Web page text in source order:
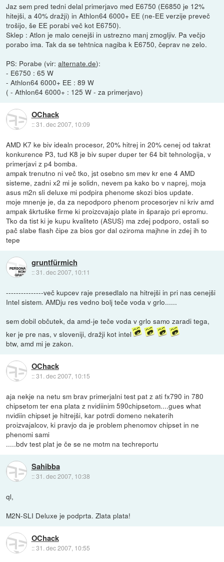
Jaz sem pred tedni delal primerjavo med E6750 (E6850 je 12%
hitejši, a 40% dražji) in Athlon64 6000+ EE (ne-EE verzije preveč
trošijo, še EE porabi več kot E6750).
Sklep : Atlon je malo cenejši in ustrezno manj zmogljiv. Pa večjo
porabo ima. Tak da se tehtnica nagiba k E6750, čeprav ne zelo.
PS: Porabe (vir:alternate.de):
- E6750 : 65 W
- Athlon64 6000+ EE : 89 W
( - Athlon64 6000+ : 125 W - za primerjavo)
OChack
::31. dec 2007, 10:09
AMD K7 ke biv idealn procesor, 20% hitrej in 20% cenej od takrat
konkurence P3, tud K8 je biv super duper ter 64 bit tehnologija, v
primerjavi z p4 bomba.
ampak trenutno ni več tko, jst osebno sm mev kr ene 4 AMD
sisteme, zadni x2 mi je solidn, nevem pa kako bo v naprej, moja
asus m2n sli deluxe mi podpira phenome skozi bios update.
moje mnenje je, da za nepodporo phenom procesorjev ni kriv amd
ampak škrtuške firme ki proizcvajajo plate in šparajo pri epromu.
Tko da tist ki je kupu kvaliteto (ASUS) ma zdej podporo, ostali so
pač slabe flash čipe za bios gor dal oziroma majhne in zdej ih to
tepe
gruntfürmich
::31. dec 2007, 10:11
---------------več kupcev raje presedlalo na hitrejši in pri nas cenejši
Intel sistem. AMDju res vedno bolj teče voda v grlo......
sem dobil občutek, da amd-je teče voda v grlo samo zaradi tega,
ker je pre nas, v sloveniji, dražji kot intel
btw, amd mi je zakon.
OChack
::31. dec 2007, 10:15
aja nekje na netu sm brav primerjalni test pat z ati fx790 in 780
chipsetom ter ena plata z nvidiinim 590chipsetom....gues what
nvidiin chipset je hitrejši, kar potrdi domeno nekaterih
proizvajalcov, ki pravjo da je problem phenomov chipset in ne
phenomi sami
.....bdv test plat je če se ne motm na techreportu
Sahibba
::31. dec 2007, 10:38
ql,
M2N-SLI Deluxe je podprta. Zlata plata!
OChack
::31. dec 2007, 10:55